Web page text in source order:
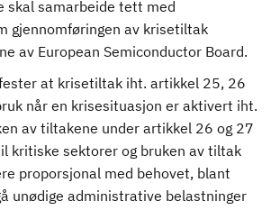
skal samarbeide tett med
gjennomføringen av krisetiltak
av European Semiconductor Board.
at krisetiltak iht. artikkel 25, 26
når en krisesituasjon er aktivert iht.
av tiltakene under artikkel 26 og 27
kritiske sektorer og bruken av tiltak
proporsjonal med behovet, blant
unødige administrative belastninger